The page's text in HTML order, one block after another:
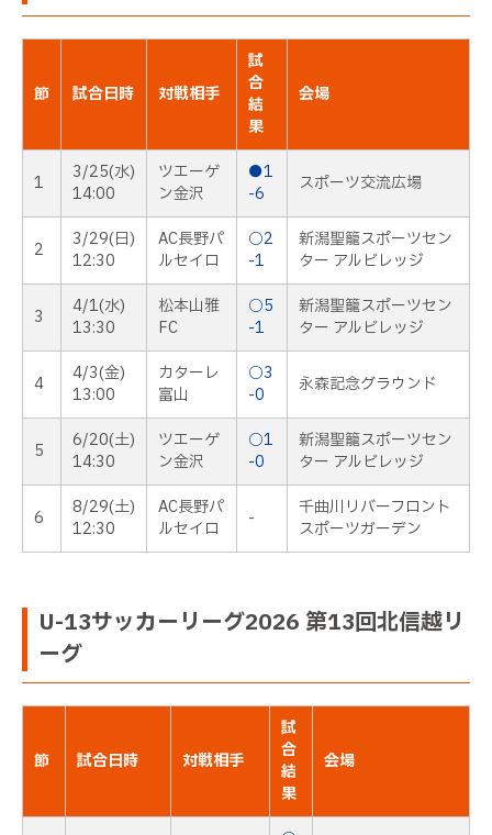
節 試合日時 対戦相手
試
合
結
果
会場
1
3/25(水)
14:00
ツエーゲ
ン金沢
●1
-6
スポーツ交流広場
2
3/29(日)
12:30
AC長野パ
ルセイロ
○2
-1
新潟聖籠スポーツセン
ター アルビレッジ
3
4/1(水)
13:30
松本山雅
FC
○5
-1
新潟聖籠スポーツセン
ター アルビレッジ
4
4/3(金)
13:00
カターレ
富山
○3
-0
永森記念グラウンド
5
6/20(土)
14:30
ツエーゲ
ン金沢
○1
-0
新潟聖籠スポーツセン
ター アルビレッジ
6
8/29(土)
12:30
AC長野パ
ルセイロ
-
千曲川リバーフロント
スポーツガーデン
U-13サッカーリーグ2026 第13回北信越リ
ーグ
節 試合日時 対戦相手
試
合
結
果
会場